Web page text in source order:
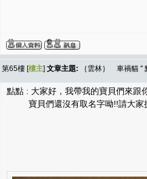
第65樓 [樓主] 文章主題: ｛雲林｝ 車禍貓 ''
點點 : 大家好，我帶我的寶貝們來跟
寶貝們還沒有取名字呦!!請大家